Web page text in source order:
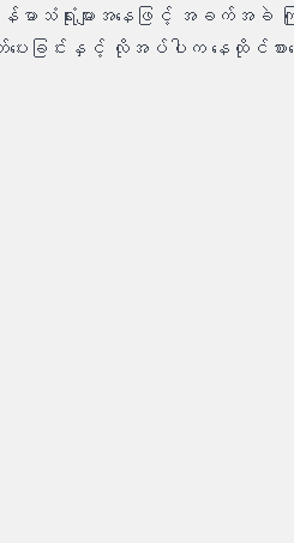
မာသံရုံးများအနေဖြင့် အခက်အခဲ က
ခြင်းနှင့် လိုအပ်ပါက နေထိုင်စားသ